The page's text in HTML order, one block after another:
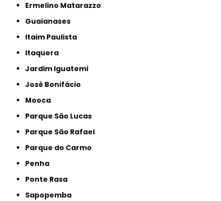
Ermelino Matarazzo
Guaianases
Itaim Paulista
Itaquera
Jardim Iguatemi
José Bonifácio
Mooca
Parque São Lucas
Parque São Rafael
Parque do Carmo
Penha
Ponte Rasa
Sapopemba